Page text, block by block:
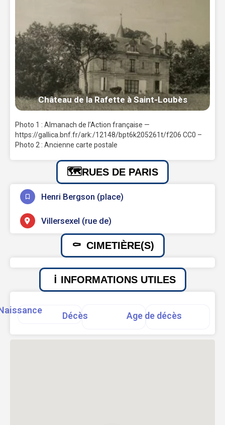
Château de la Rafette à Saint-Loubès
Photo 1 : Almanach de l’Action française —
https://gallica.bnf.fr/ark:/12148/bpt6k205261t/f206 CC0 –
Photo 2 : Ancienne carte postale
RUES DE PARIS
Henri Bergson (place)
Villersexel (rue de)
CIMETIÈRE(S)
INFORMATIONS UTILES
Décès Age de décès